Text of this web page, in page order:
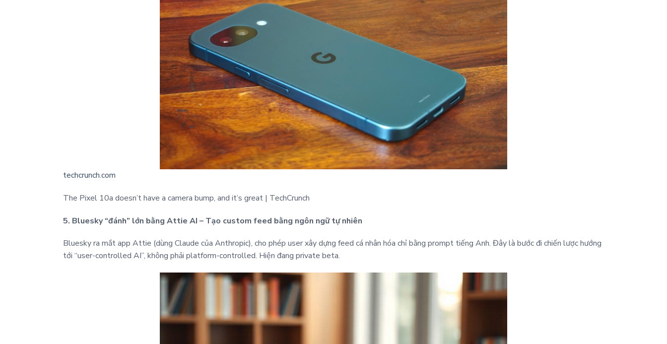
techcrunch.com
The Pixel 10a doesn’t have a camera bump, and it’s great | TechCrunch
5. Bluesky “đánh” lớn bằng Attie AI – Tạo custom feed bằng ngôn ngữ tự nhiên
Bluesky ra mắt app Attie (dùng Claude của Anthropic), cho phép user xây dựng feed cá nhân hóa chỉ bằng prompt tiếng Anh. Đây là bước đi chiến lược hướng
tới “user-controlled AI”, không phải platform-controlled. Hiện đang private beta.